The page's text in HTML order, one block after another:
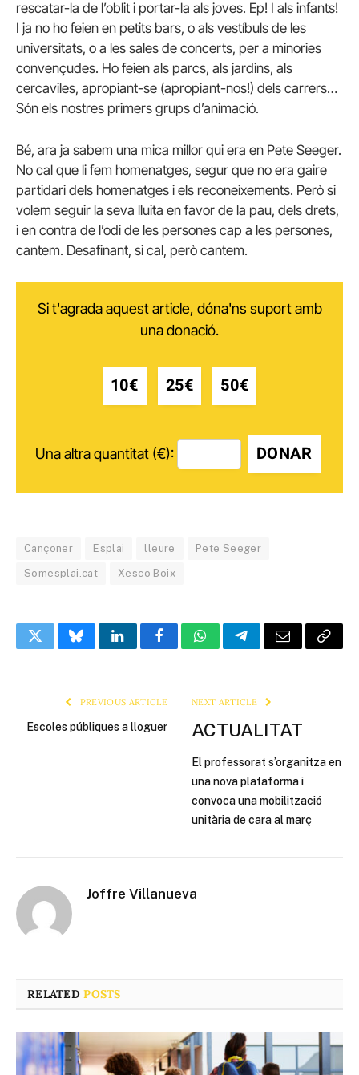
rescatar-la de l’oblit i portar-la als joves. Ep! I als infants!
I ja no ho feien en petits bars, o als vestíbuls de les
universitats, o a les sales de concerts, per a minories
convençudes. Ho feien als parcs, als jardins, als
cercaviles, apropiant-se (apropiant-nos!) dels carrers…
Són els nostres primers grups d’animació.
Bé, ara ja sabem una mica millor qui era en Pete Seeger.
No cal que li fem homenatges, segur que no era gaire
partidari dels homenatges i els reconeixements. Però si
volem seguir la seva lluita en favor de la pau, dels drets,
i en contra de l’odi de les persones cap a les persones,
cantem. Desafinant, si cal, però cantem.
Si t'agrada aquest article, dóna'ns suport amb
una donació.
10€ 25€ 50€
Una altra quantitat (€): DONAR
Cançoner Esplai lleure Pete Seeger
Somesplai.cat Xesco Boix
TwitterBlueskyLinkedInFacebookWhatsAppTelegramEmail Copy
PREVIOUS ARTICLE
Escoles públiques a lloguer
NEXT ARTICLE
ACTUALITAT
El professorat s’organitza en
una nova plataforma i
convoca una mobilització
unitària de cara al març
Joffre Villanueva
RELATEDPOSTS